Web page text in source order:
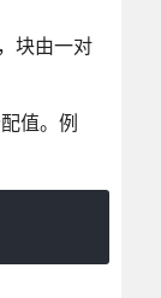
块由一对
值。例